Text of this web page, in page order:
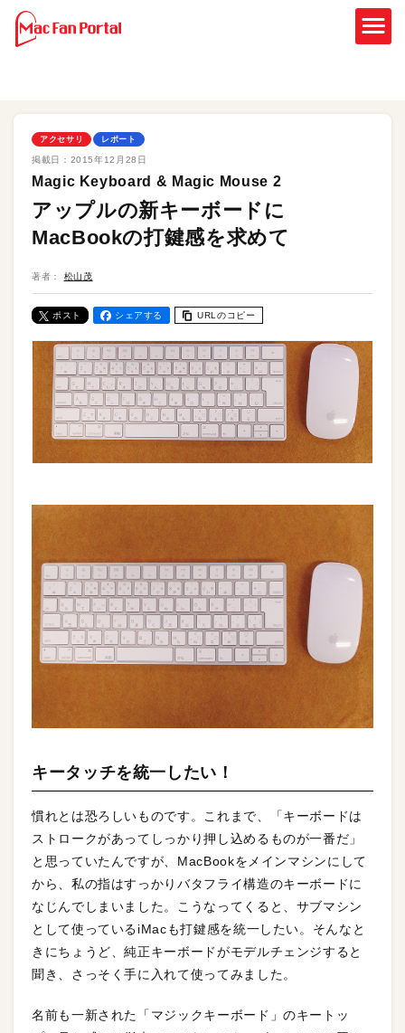
アクセサリ レポート
掲載日： 2015年12月28日
Magic Keyboard & Magic Mouse 2
アップルの新キーボードに
MacBookの打鍵感を求めて
著者： 松山茂
ポスト シェアする URLのコピー
キータッチを統一したい！
慣れとは恐ろしいものです。これまで、「キーボードは
ストロークがあってしっかり押し込めるものが一番だ」
と思っていたんですが、MacBookをメインマシンにして
から、私の指はすっかりバタフライ構造のキーボードに
なじんでしまいました。こうなってくると、サブマシン
として使っているiMacも打鍵感を統一したい。そんなと
きにちょうど、純正キーボードがモデルチェンジすると
聞き、さっそく手に入れて使ってみました。
名前も一新された「マジックキーボード」のキートッ